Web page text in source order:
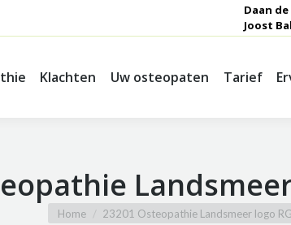
Daan
Joost
Klachten Uw osteopaten Tarief
Je bent hier:
Home 23201 Osteopathie Landsmeer logo
Klachten Uw osteopaten Tarief